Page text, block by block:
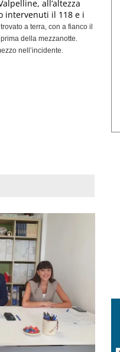
all’altezza
intervenuti il 118 e i
a terra, con a fianco il
della mezzanotte.
nell’incidente.